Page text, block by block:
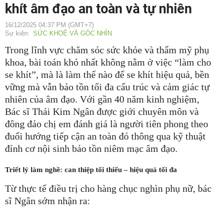
khít âm đạo an toàn và tự nhiên
16/12/2025 04:37 PM (GMT+7)
Sự kiện: SỨC KHOẺ VÀ GÓC NHÌN
Trong lĩnh vực chăm sóc sức khỏe và thẩm mỹ phụ
khoa, bài toán khó nhất không nằm ở việc “làm cho
se khít”, mà là làm thế nào để se khít hiệu quả, bền
vững mà vẫn bảo tồn tối đa cấu trúc và cảm giác tự
nhiên của âm đạo. Với gần 40 năm kinh nghiệm,
Bác sĩ Thái Kim Ngân được giới chuyên môn và
đông đảo chị em đánh giá là người tiên phong theo
đuổi hướng tiếp cận an toàn đó thông qua kỹ thuật
đính cơ nội sinh bảo tồn niêm mạc âm đạo.
Triết lý làm nghề: can thiệp tối thiểu – hiệu quả tối đa
Từ thực tế điều trị cho hàng chục nghìn phụ nữ, bác
sĩ Ngân sớm nhận ra: